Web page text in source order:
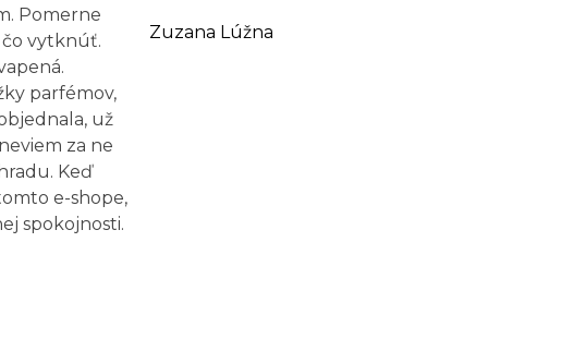
Pomerne
vytknúť.
parfémov,
už
za ne
Keď
e-shope,
spokojnosti.
Zuzana Lúžna